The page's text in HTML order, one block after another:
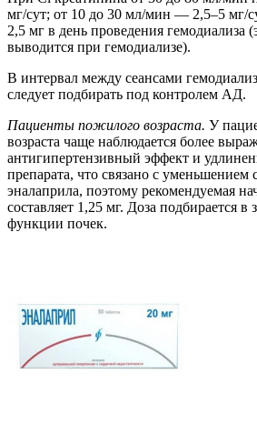
мг/сут; от 10 до 30 мл/мин — 2,5–5 мг/
2,5 мг в день проведения гемодиализа
выводится при гемодиализе).
В интервал между сеансами
следует подбирать под контролем АД.
Пациенты пожилого возраста. У
возраста чаще наблюдается более
антигипертензивный эффект и
препарата, что связано с уменьшением
эналаприла, поэтому рекомендуемая
составляет 1,25 мг. Доза подбирается в
функции почек.